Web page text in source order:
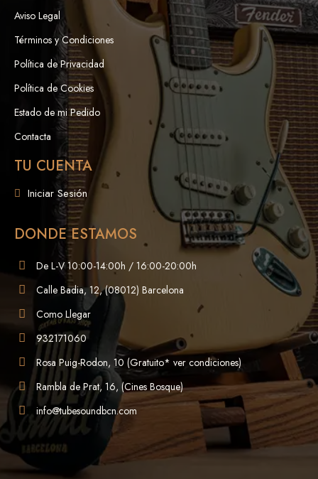
Aviso Legal
Términos y Condiciones
Política de Privacidad
Política de Cookies
Estado de mi Pedido
Contacta
TU CUENTA
Iniciar Sesión
DONDE ESTAMOS
De L-V 10:00-14:00h / 16:00-20:00h
Calle Badia, 12, (08012) Barcelona
Como Llegar
932171060
Rosa Puig-Rodon, 10 (Gratuito* ver condiciones)
Rambla de Prat, 16, (Cines Bosque)
info@tubesoundbcn.com